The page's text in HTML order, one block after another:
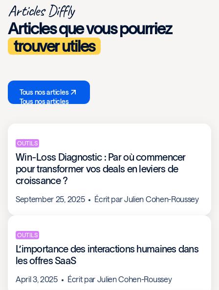
Articles Diffly
Articles que vous pourriez
trouver utiles
Tous nos articles
Tous nos articles
OUTILS
Win-Loss Diagnostic : Par où commencer
pour transformer vos deals en leviers de
croissance ?
September 25, 2025 Écrit parJulien Cohen-Roussey
OUTILS
L’importance des interactions humaines dans
les offres SaaS
April 3, 2025 Écrit par Julien Cohen-Roussey